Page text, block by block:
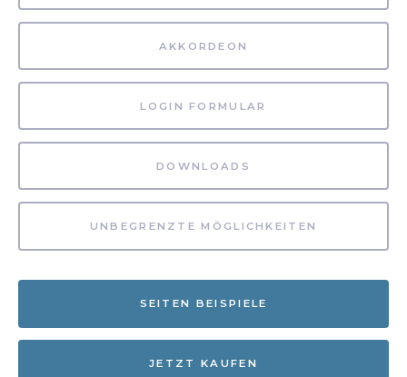
AKKORDEON
LOGIN FORMULAR
DOWNLOADS
UNBEGRENZTE MÖGLICHKEITEN
SEITEN BEISPIELE
JETZT KAUFEN